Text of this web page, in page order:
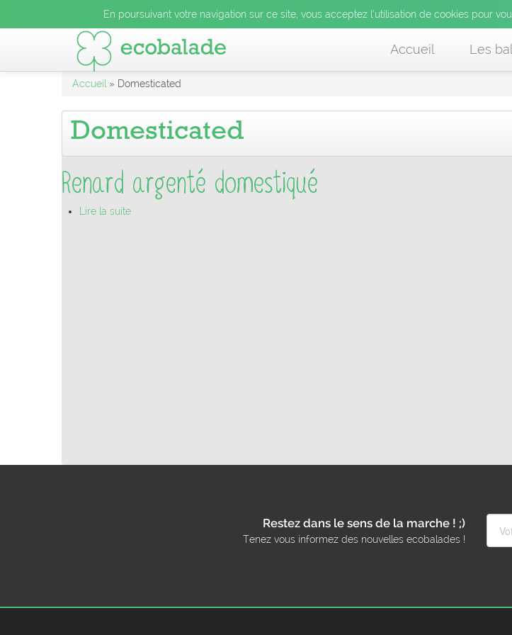
En poursuivant votre navigation sur ce site, vous acceptez l’utilisation de cookies pour
Accueil Les
Accueil » Domesticated
Domesticated
Renard argenté domestiqué
Lire la suite
Restez dans le sens de la marche ! ;)
Tenez vous informez des nouvelles ecobalades !